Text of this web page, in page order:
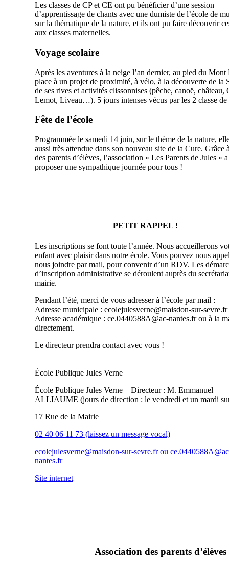
Les classes de CP et CE ont pu bénéficier d’une session
d’apprentissage de chants avec une dumiste de l’école de
sur la thématique de la nature, et ils ont pu faire découvrir
aux classes maternelles.
Voyage scolaire
Après les aventures à la neige l’an dernier, au pied du Mont
place à un projet de proximité, à vélo, à la découverte de la
de ses rives et activités clissonnises (pêche, canoë, château,
Lemot, Liveau…). 5 jours intenses vécus par les 2 classe
Fête de l’école
Programmée le samedi 14 juin, sur le thème de la nature,
aussi très attendue dans son nouveau site de la Cure. Grâce
des parents d’élèves, l’association « Les Parents de Jules »
proposer une sympathique journée pour tous !
PETIT RAPPEL !
Les inscriptions se font toute l’année. Nous accueillerons
enfant avec plaisir dans notre école. Vous pouvez nous
nous joindre par mail, pour convenir d’un RDV. Les
d’inscription administrative se déroulent auprès du
mairie.
Pendant l’été, merci de vous adresser à l’école par mail :
Adresse municipale : ecolejulesverne@maisdon-sur-sevre.fr
Adresse académique : ce.0440588A@ac-nantes.fr ou à la
directement.
Le directeur prendra contact avec vous !
École Publique Jules Verne
École Publique Jules Verne – Directeur : M. Emmanuel
ALLIAUME (jours de direction : le vendredi et un mardi
17 Rue de la Mairie
02 40 06 11 73 (laissez un message vocal)
ecolejulesverne@maisdon-sur-sevre.fr ou
nantes.fr
Site internet
Association des parents d’élèves